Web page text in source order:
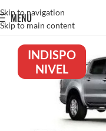
Skip to navigation
Skip to main content
MENU
INDISPO
NIVEL